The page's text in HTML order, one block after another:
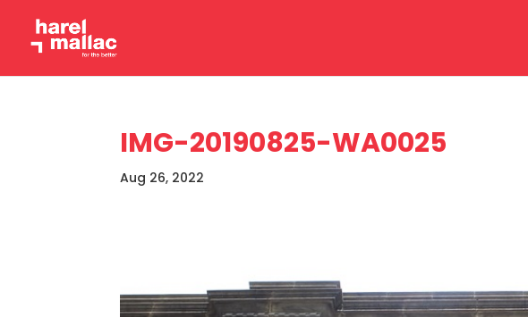
IMG-20190825-WA0025
Aug 26, 2022